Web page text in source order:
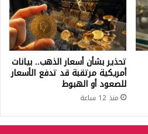
تحذير بشأن أسعار الذهب.. بيانات
أمريكية مرتقبة قد تدفع الأسعار
للصعود أو الهبوط
منذ 12 ساعة